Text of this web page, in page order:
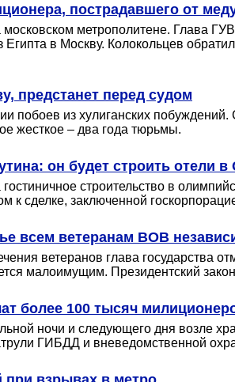
пострадавшего от
метрополитене. Глава
в Москву. Колокольцев
предстанет перед судом
побоев из хулиганских
жесткое – два года тюрьмы.
он будет строить отели в
строительство в
к сделке, заключенной
всем ветеранам ВОВ
ветеранов глава государства
малоимущим. Президентский
более 100 тысяч
ночи и следующего дня возле
ГИБДД и вневедомственной